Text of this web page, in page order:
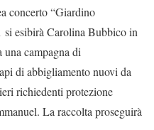
concerto “Giardino
si esibirà Carolina Bubbico in
una campagna di
di abbigliamento nuovi da
richiedenti protezione
La raccolta proseguirà